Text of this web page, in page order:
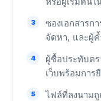
3
ซองเอกสารก
จัดหา, และผู้
4
ผู้ซื้อประทับต
เว็บพร้อมการ
5
ไฟล์ที่ลงนาม